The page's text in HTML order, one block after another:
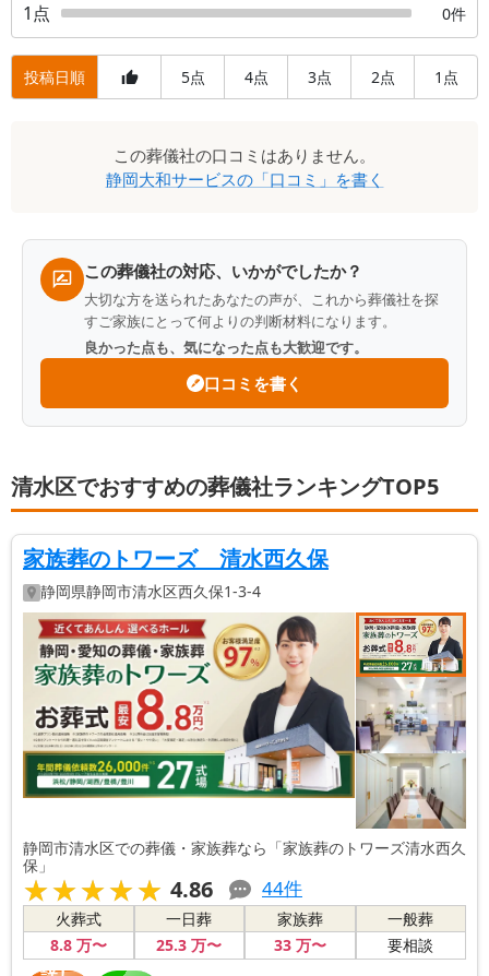
1 点 0件
投稿日順 5点 4点 3点 2点 1 点
この葬儀社の口コミはありません。
静岡大和サービスの「口コミ」を書く
この葬儀社の対応、いかがでしたか？
大切な方を送られたあなたの声が、これから葬儀社を探
すご家族にとって何よりの判断材料になります。
良かった点も、気になった点も大歓迎です。
口コミを書く
清水区でおすすめの葬儀社ランキングTOP5
家族葬のトワーズ 清水西久保
静岡県静岡市清水区西久保1-3-4
静岡市清水区での葬儀・家族葬なら「家族葬のトワーズ清水西久
保」
★★★★★
★★★★★ 4.86 44件
火葬式
8.8万〜
一日葬
25.3 万〜
家族葬
33万〜
一般葬
要相談